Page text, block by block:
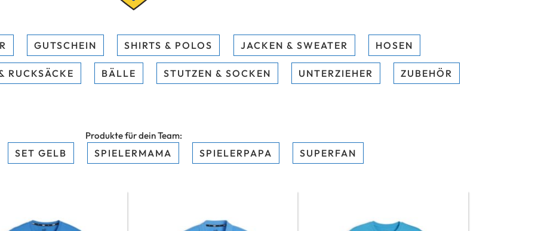
GUTSCHEIN SHIRTS & POLOS JACKEN & SWEATER HOSEN
RUCKSÄCKE BÄLLE STUTZEN & SOCKEN UNTERZIEHER ZUBEHÖR
Produkte für dein Team:
SET GELB SPIELERMAMA SPIELERPAPA SUPERFAN